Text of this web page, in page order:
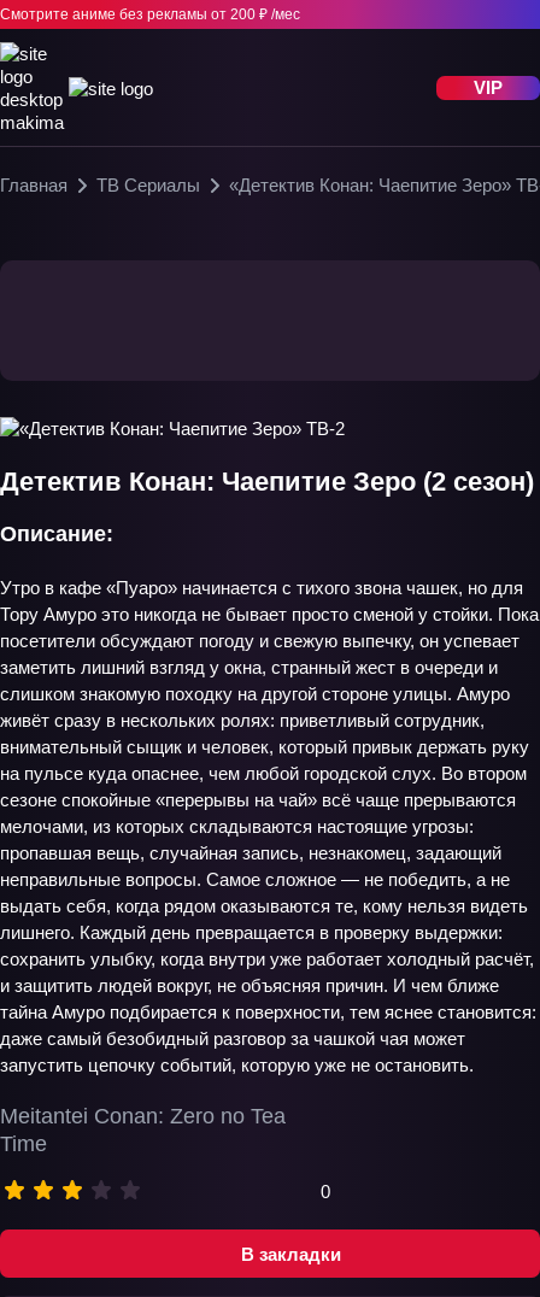
Смотрите аниме без рекламы от 200 ₽ /мес
VIP
Главная ТВ Сериалы «Детектив Конан: Чаепитие Зеро»
В закладки
Детектив Конан: Чаепитие Зеро (2 сезон)
Meitantei Conan: Zero no Tea
Time
0
Описание:
Утро в кафе «Пуаро» начинается с тихого звона чашек, но для
Тору Амуро это никогда не бывает просто сменой у стойки. Пока
посетители обсуждают погоду и свежую выпечку, он успевает
заметить лишний взгляд у окна, странный жест в очереди и
слишком знакомую походку на другой стороне улицы. Амуро
живёт сразу в нескольких ролях: приветливый сотрудник,
внимательный сыщик и человек, который привык держать руку
на пульсе куда опаснее, чем любой городской слух. Во втором
сезоне спокойные «перерывы на чай» всё чаще прерываются
мелочами, из которых складываются настоящие угрозы:
пропавшая вещь, случайная запись, незнакомец, задающий
неправильные вопросы. Самое сложное — не победить, а не
выдать себя, когда рядом оказываются те, кому нельзя видеть
лишнего. Каждый день превращается в проверку выдержки:
сохранить улыбку, когда внутри уже работает холодный расчёт,
и защитить людей вокруг, не объясняя причин. И чем ближе
тайна Амуро подбирается к поверхности, тем яснее становится:
даже самый безобидный разговор за чашкой чая может
запустить цепочку событий, которую уже не остановить.